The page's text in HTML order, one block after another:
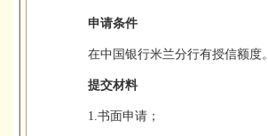
申请条件
在中国银行米兰分行有授信额度。
提交材料
1.书面申请；